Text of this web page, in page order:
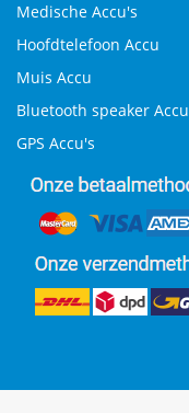
Medische Accu's
Hoofdtelefoon Accu
Muis Accu
Bluetooth speaker Accu
GPS Accu's